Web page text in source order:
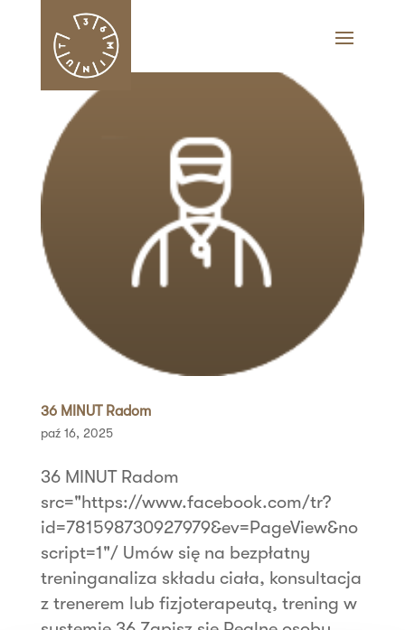
36 MINUT Radom
paź 16, 2025
36 MINUT Radom
src="https://www.facebook.com/tr?
id=781598730927979&ev=PageView&no
script=1"/ Umów się na bezpłatny
treninganaliza składu ciała, konsultacja
z trenerem lub fizjoterapeutą, trening w